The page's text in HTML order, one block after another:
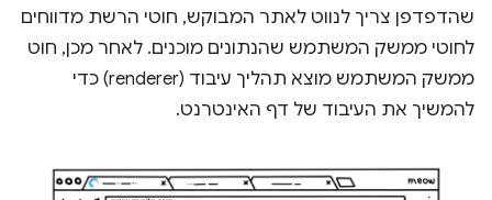
שהדפדפן צריך לנווט לאתר המבוקש, חוטי הרשת מדווחים
לחוטי ממשק המשתמש שהנתונים מוכנים. לאחר מכן, חוט
ממשק המשתמש מוצא תהליך עיבוד (renderer) כדי
להמשיך את העיבוד של דף האינטרנט.